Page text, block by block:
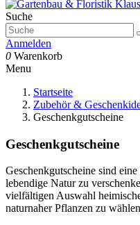
Suche
Anmelden
0 Warenkorb
Menu
Startseite
Zubehör &
Geschenkgutscheine
Geschenkgutscheine
Geschenkgutscheine sind
lebendige Natur zu
vielfältigen Auswahl
naturnaher Pflanzen zu